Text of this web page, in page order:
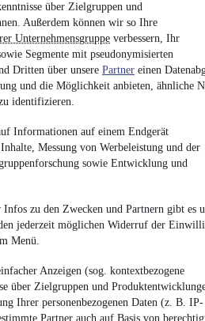
über Zielgruppen und
Außerdem können wir so Ihre
Unternehmensgruppe verbessern, Ihr
Segmente mit pseudonymisierten
Dritten über unsere Partner einen
und die Möglichkeit anbieten, ähnliche
identifizieren.
Informationen auf einem Endgerät
Messung von Werbeleistung und der
sowie Entwicklung und
zu den Zwecken und Partnern gibt es
jederzeit möglichen Widerruf der
Menü.
Anzeigen (sog. kontextbezogene
über Zielgruppen und
Ihrer personenbezogenen Daten (z. B. IP-
Partner auch auf Basis von
(English)
by
undMotorräder